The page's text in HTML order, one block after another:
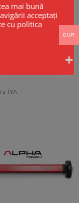
PUSH BAR CISA
maner exterior cu
TVA
mai bună
acceptați
cu politica
EUR